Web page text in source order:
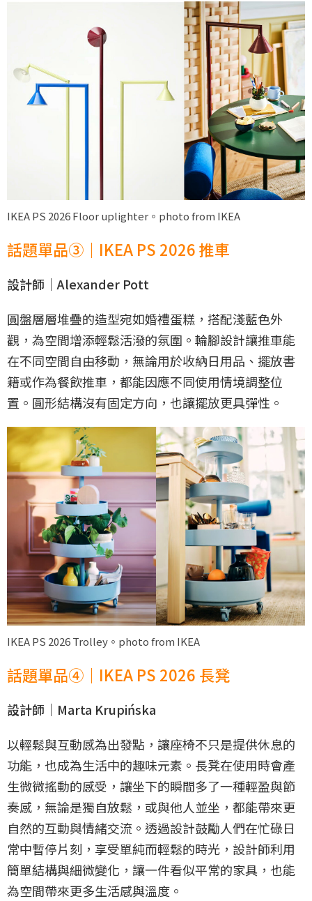
IKEA PS 2026 Floor uplighter。photo from IKEA
話題單品③｜IKEA PS 2026 推車
設計師｜Alexander Pott
圓盤層層堆疊的造型宛如婚禮蛋糕，搭配淺藍色外
觀，為空間增添輕鬆活潑的氛圍。輪腳設計讓推車能
在不同空間自由移動，無論用於收納日用品、擺放書
籍或作為餐飲推車，都能因應不同使用情境調整位
置。圓形結構沒有固定方向，也讓擺放更具彈性。
IKEA PS 2026 Trolley。photo from IKEA
話題單品④｜IKEA PS 2026 長凳
設計師｜Marta Krupińska
以輕鬆與互動感為出發點，讓座椅不只是提供休息的
功能，也成為生活中的趣味元素。長凳在使用時會產
生微微搖動的感受，讓坐下的瞬間多了一種輕盈與節
奏感，無論是獨自放鬆，或與他人並坐，都能帶來更
自然的互動與情緒交流。透過設計鼓勵人們在忙碌日
常中暫停片刻，享受單純而輕鬆的時光，設計師利用
簡單結構與細微變化，讓一件看似平常的家具，也能
為空間帶來更多生活感與溫度。